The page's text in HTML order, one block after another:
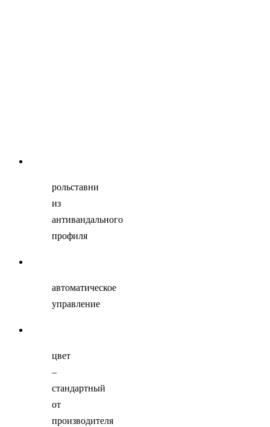
рольставни
из
антивандального
профиля
автоматическое
управление
цвет
–
стандартный
от
производителя